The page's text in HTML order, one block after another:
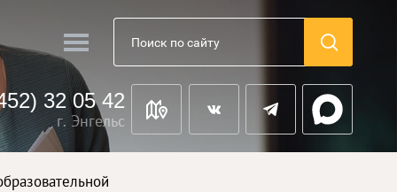
32 05 42
г. Энгельс